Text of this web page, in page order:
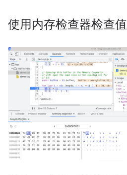
使用内存检查器检查值